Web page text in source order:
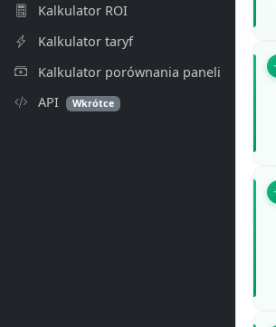
Kalkulator ROI
Kalkulator taryf
Kalkulator porównania paneli
API
Wkrótce